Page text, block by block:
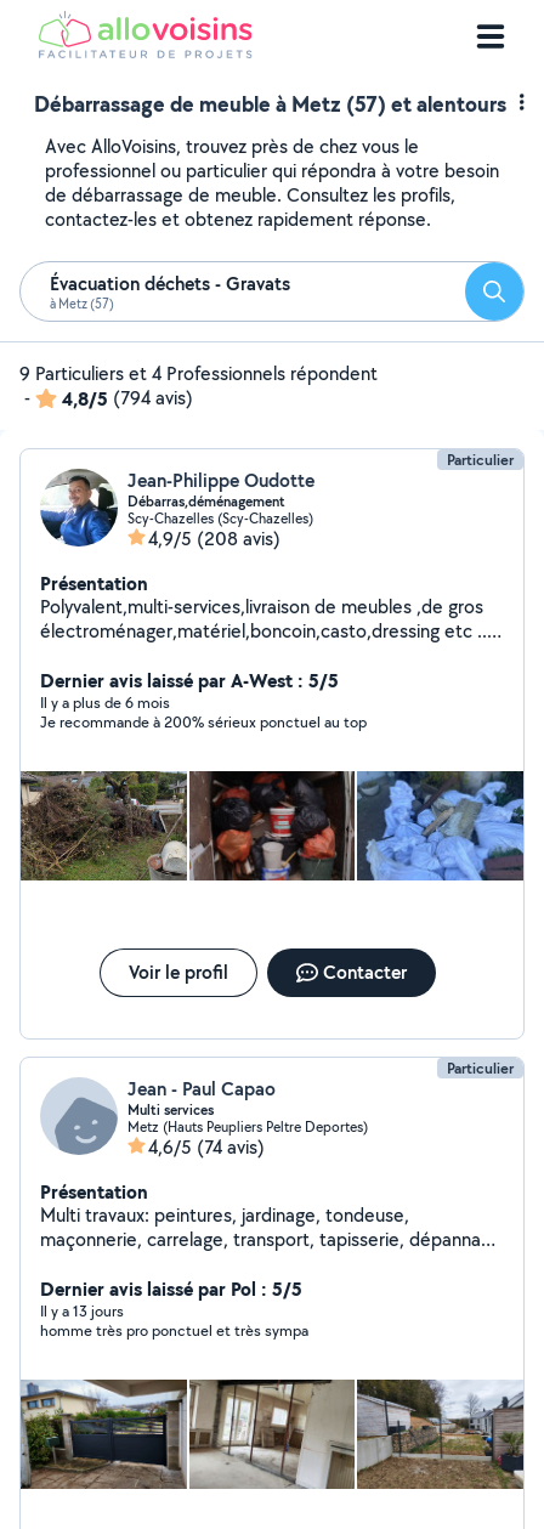
Débarrassage de meuble à Metz (57) et alentours
Avec AlloVoisins, trouvez près de chez vous le
professionnel ou particulier qui répondra à votre besoin
de débarrassage de meuble. Consultez les profils,
contactez-les et obtenez rapidement réponse.
Évacuation déchets - Gravats
à Metz (57)
9 Particuliers et 4 Professionnels répondent
-
4,8/5 (794 avis)
Particulier
Jean-Philippe Oudotte
Débarras,déménagement
Scy-Chazelles (Scy-Chazelles)
4,9/5 (208 avis)
Présentation
Polyvalent,multi-services,livraison de meubles ,de gros
électroménager,matériel,boncoin,casto,dressing etc ...
Chariots,diable,couvertures film de protection,housse
matelas etc...
Dernier avis laissé par A-West : 5/5
Il y a plus de 6 mois
Je recommande à 200% sérieux ponctuel au top
Voir le profil Contacter
Particulier
Jean - Paul Capao
Multi services
Metz (Hauts Peupliers Peltre Deportes)
4,6/5 (74 avis)
Présentation
Multi travaux: peintures, jardinage, tondeuse,
maçonnerie, carrelage, transport, tapisserie, dépannage
Dernier avis laissé par Pol : 5/5
Il y a 13 jours
homme très pro ponctuel et très sympa